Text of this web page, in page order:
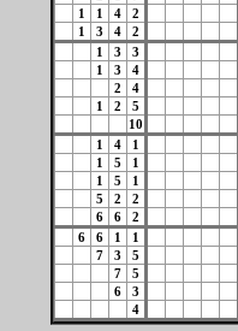
1
1 4
2
1
3 4
2
1
3
3
1
3
4
2
4
1
2
5
10
1
4
1
1
5
1
1
5
1
5
2
2
6
6
2
6
6 1
1
7
3
5
7
5
6
3
4